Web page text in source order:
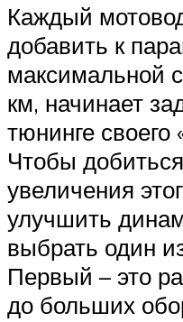
Каждый
добавить к
максимальной
км, начинает
тюнинге своего
Чтобы
увеличения
улучшить
выбрать один
Первый – это
до больших